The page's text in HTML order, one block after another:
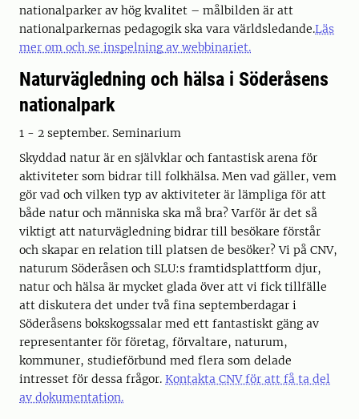
nationalparker av hög kvalitet – målbilden är att
nationalparkernas pedagogik ska vara världsledande.Läs
mer om och se inspelning av webbinariet.
Naturvägledning och hälsa i Söderåsens
nationalpark
1 - 2 september. Seminarium
Skyddad natur är en självklar och fantastisk arena för
aktiviteter som bidrar till folkhälsa. Men vad gäller, vem
gör vad och vilken typ av aktiviteter är lämpliga för att
både natur och människa ska må bra? Varför är det så
viktigt att naturvägledning bidrar till besökare förstår
och skapar en relation till platsen de besöker? Vi på CNV,
naturum Söderåsen och SLU:s framtidsplattform djur,
natur och hälsa är mycket glada över att vi fick tillfälle
att diskutera det under två fina septemberdagar i
Söderåsens bokskogssalar med ett fantastiskt gäng av
representanter för företag, förvaltare, naturum,
kommuner, studieförbund med flera som delade
intresset för dessa frågor. Kontakta CNV för att få ta del
av dokumentation.